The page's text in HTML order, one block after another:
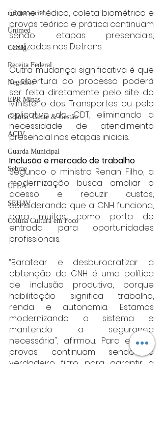
coluna social
Unimed
Cemig
Receita Federal
Negócios
EPR Minas
Coluna: Gente & Gestão
ACIV
Guarda Municipal
Sebrae
UFLA
SEHAV
Coluna Cultura em Foco
Exame médico, coleta biométrica e
provas teórica e prática continuam
sendo etapas presenciais,
realizadas nos Detrans.
Outra mudança significativa é que
a abertura do processo poderá
ser feita diretamente pelo site do
Ministério dos Transportes ou pelo
aplicativo da CDT, eliminando a
necessidade de atendimento
presencial nas etapas iniciais.
Inclusão e mercado de trabalho
Segundo o ministro Renan Filho, a
modernização busca ampliar o
acesso e reduzir custos,
considerando que a CNH funciona,
para muitos, como porta de
entrada para oportunidades
profissionais.
“Baratear e desburocratizar a
obtenção da CNH é uma política
de inclusão produtiva, porque
habilitação significa trabalho,
renda e autonomia. Estamos
modernizando o sistema e
mantendo a segurança
necessária", afirmou. Para ele, as
provas continuam sendo o
verdadeiro filtro para garantir a